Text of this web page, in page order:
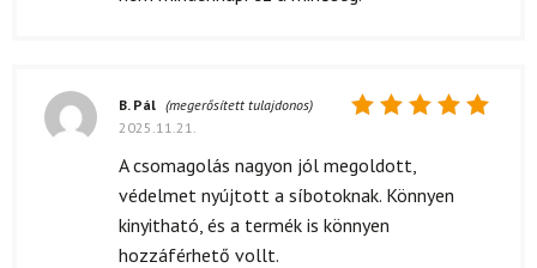
5/ 5
B. Pál (megerősített tulajdonos)
2025.11.21.
A csomagolás nagyon jól megoldott,
védelmet nyújtott a síbotoknak. Könnyen
kinyitható, és a termék is könnyen
hozzáférhető vollt.